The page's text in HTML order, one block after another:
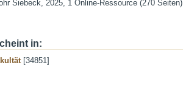
Siebeck, 2025, 1 Online-Ressource (270
in:
[34851]